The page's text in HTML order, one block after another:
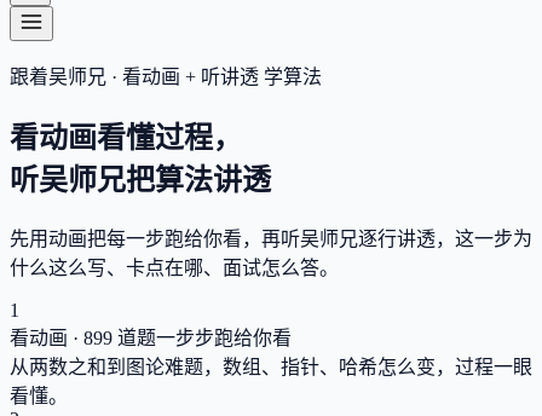
跟着吴师兄 · 看动画 + 听讲透 学算法
看动画看懂过程，
听吴师兄把算法讲透
先用动画把每一步跑给你看，再听吴师兄逐行讲透，这一步为
什么这么写、卡点在哪、面试怎么答。
1
看动画 · 899 道题一步步跑给你看
从两数之和到图论难题，数组、指针、哈希怎么变，过程一眼
看懂。